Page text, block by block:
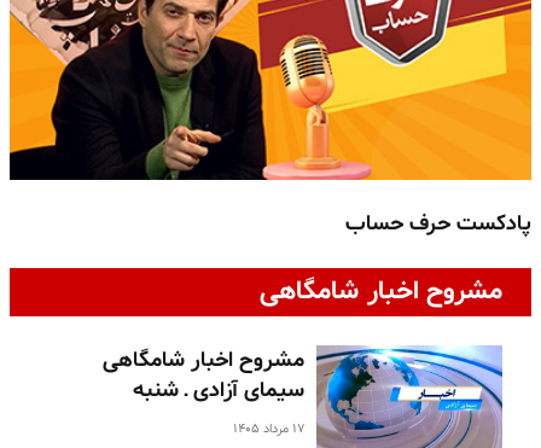
پادکست حرف حساب
مشروح اخبار شامگاهی
مشروح اخبار شامگاهی
سیمای آزادی ـ شنبه
۱۷ مرداد ۱۴۰۵